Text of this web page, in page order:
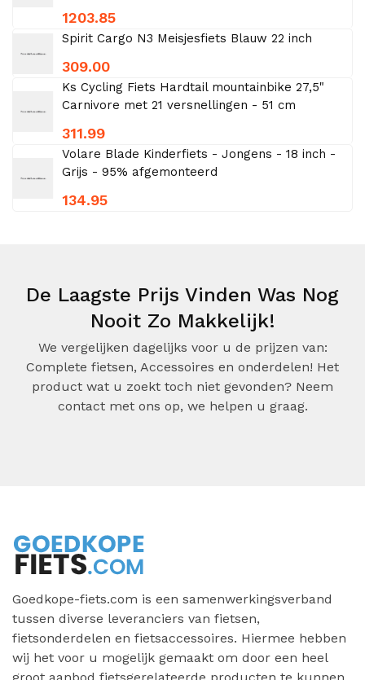
1203.85
Spirit Cargo N3 Meisjesfiets Blauw 22 inch
309.00
Ks Cycling Fiets Hardtail mountainbike 27,5"
Carnivore met 21 versnellingen - 51 cm
311.99
Volare Blade Kinderfiets - Jongens - 18 inch -
Grijs - 95% afgemonteerd
134.95
De Laagste Prijs Vinden Was Nog
Nooit Zo Makkelijk!
We vergelijken dagelijks voor u de prijzen van:
Complete fietsen, Accessoires en onderdelen! Het
product wat u zoekt toch niet gevonden? Neem
contact met ons op, we helpen u graag.
Goedkope-fiets.com is een samenwerkingsverband
tussen diverse leveranciers van fietsen,
fietsonderdelen en fietsaccessoires. Hiermee hebben
wij het voor u mogelijk gemaakt om door een heel